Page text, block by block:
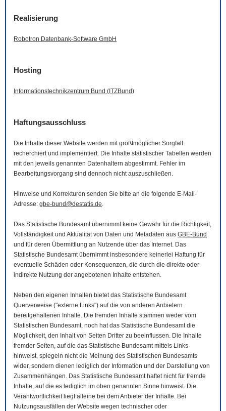
Realisierung
Robotron Datenbank-Software GmbH
Hosting
Informationstechnikzentrum Bund (ITZBund)
Haftungsausschluss
Die Inhalte dieser Website werden mit größtmöglicher Sorgfalt
recherchiert und implementiert. Die Inhalte statistischer Tabellen werden
mit den jeweils genannten Datenhaltern abgestimmt. Fehler im
Bearbeitungsvorgang sind dennoch nicht auszuschließen.
Hinweise und Korrekturen senden Sie bitte an die folgende E-Mail -
Adresse: gbe-bund@destatis.de.
Das Statistische Bundesamt übernimmt keine Gewähr für die Richtigkeit,
Vollständigkeit und Aktualität von Daten und Metadaten aus GBE-Bund
und für deren Übermittlung an Nutzende über das Internet. Das
Statistische Bundesamt übernimmt insbesondere keinerlei Haftung für
eventuelle Schäden oder Konsequenzen, die durch die direkte oder
indirekte Nutzung der angebotenen Inhalte entstehen.
Neben den eigenen Inhalten bietet das Statistische Bundesamt
Querverweise ("externe Links") auf die von anderen Anbietern
bereitgehaltenen Inhalte. Die fremden Inhalte stammen weder vom
Statistischen Bundesamt, noch hat das Statistische Bundesamt die
Möglichkeit, den Inhalt von Seiten Dritter zu beeinflussen. Die Inhalte
fremder Seiten, auf die das Statistische Bundesamt mittels Links
hinweist, spiegeln nicht die Meinung des Statistischen Bundesamts
wider, sondern dienen lediglich der Information und der Darstellung von
Zusammenhängen. Das Statistische Bundesamt haftet nicht für fremde
Inhalte, auf die es lediglich im oben genannten Sinne hinweist. Die
Verantwortlichkeit liegt alleine bei dem Anbieter der Inhalte. Bei
Nutzungsausfällen der Website wegen technischer oder